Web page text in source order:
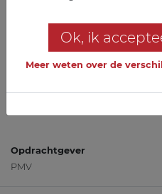
terminal
Nieuwbouw
Gent - een totaalontwerp van
Opdrachtgever
PMV
Ok, ik
Meer weten over de